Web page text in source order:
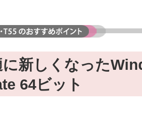
に新しくなった
64ビット